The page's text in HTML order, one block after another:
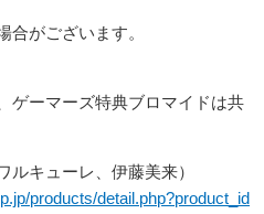
がございます。
ゲーマーズ特典ブロマイドは共
ルキューレ、伊藤美来）
products/detail.php?product_id